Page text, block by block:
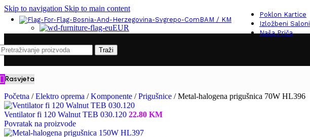
Skip to navigation Skip to main content
BAM / KM
EUR
Poklon Kartice
Izložbeni Saloni
Naša Priča
Traži
Rasvjeta
Početna / Elektro oprema / Komponente / Prigušnice / Metal-halogena prigušnica 70W HL396
Ventilator fi 120 Walnut TEB 030.120 22.80 KM
Povratak na proizvode